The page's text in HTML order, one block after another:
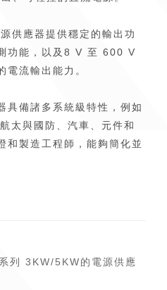
供應器提供穩定的輸出功
功能，以及8 V 至 600 V
流輸出能力。
具備諸多系統級特性，例如
太與國防、汽車、元件和
和製造工程師，能夠簡化並
列 3KW/5KW的電源供應